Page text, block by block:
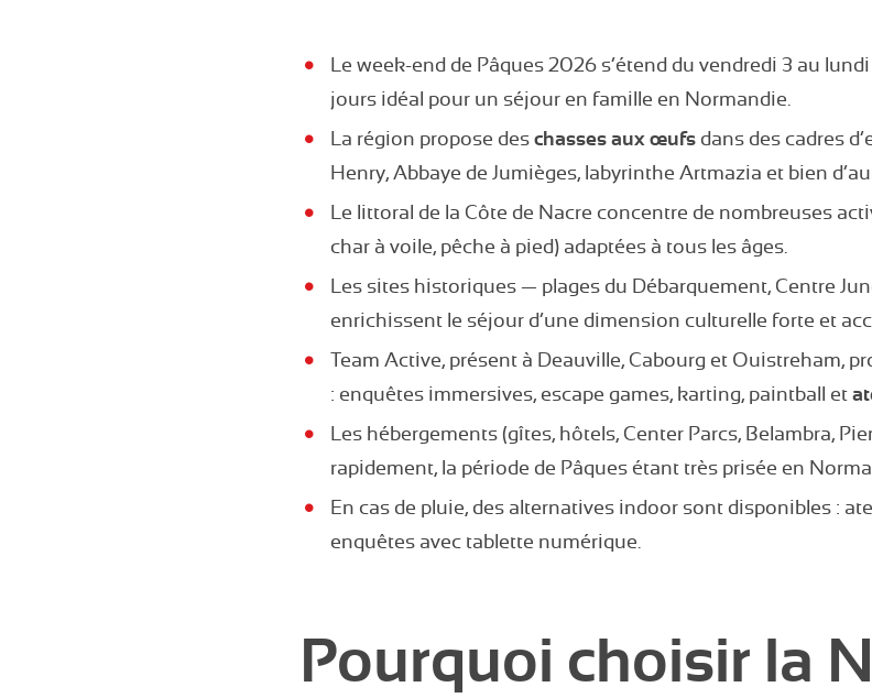
Le week-end de Pâques 2026 s’étend du vendredi 3 au
jours idéal pour un séjour en famille en Normandie.
La région propose des chasses aux œufs dans des cadres
Henry, Abbaye de Jumièges, labyrinthe Artmazia et bien
Le littoral de la Côte de Nacre concentre de nombreuses
char à voile, pêche à pied) adaptées à tous les âges.
Les sites historiques — plages du Débarquement, Centre
enrichissent le séjour d’une dimension culturelle forte et
Team Active, présent à Deauville, Cabourg et Ouistreham,
: enquêtes immersives, escape games, karting, paintball et
Les hébergements (gîtes, hôtels, Center Parcs, Belambra,
rapidement, la période de Pâques étant très prisée en
En cas de pluie, des alternatives indoor sont disponibles :
enquêtes avec tablette numérique.
Pourquoi choisir la